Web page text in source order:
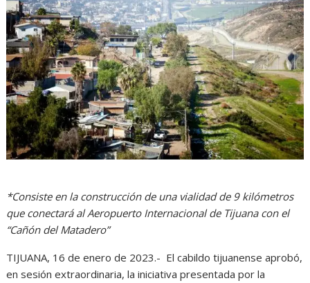
*Consiste en la construcción de una vialidad de 9 kilómetros
que conectará al Aeropuerto Internacional de Tijuana con el
“Cañón del Matadero”
TIJUANA, 16 de enero de 2023.- El cabildo tijuanense aprobó,
en sesión extraordinaria, la iniciativa presentada por la